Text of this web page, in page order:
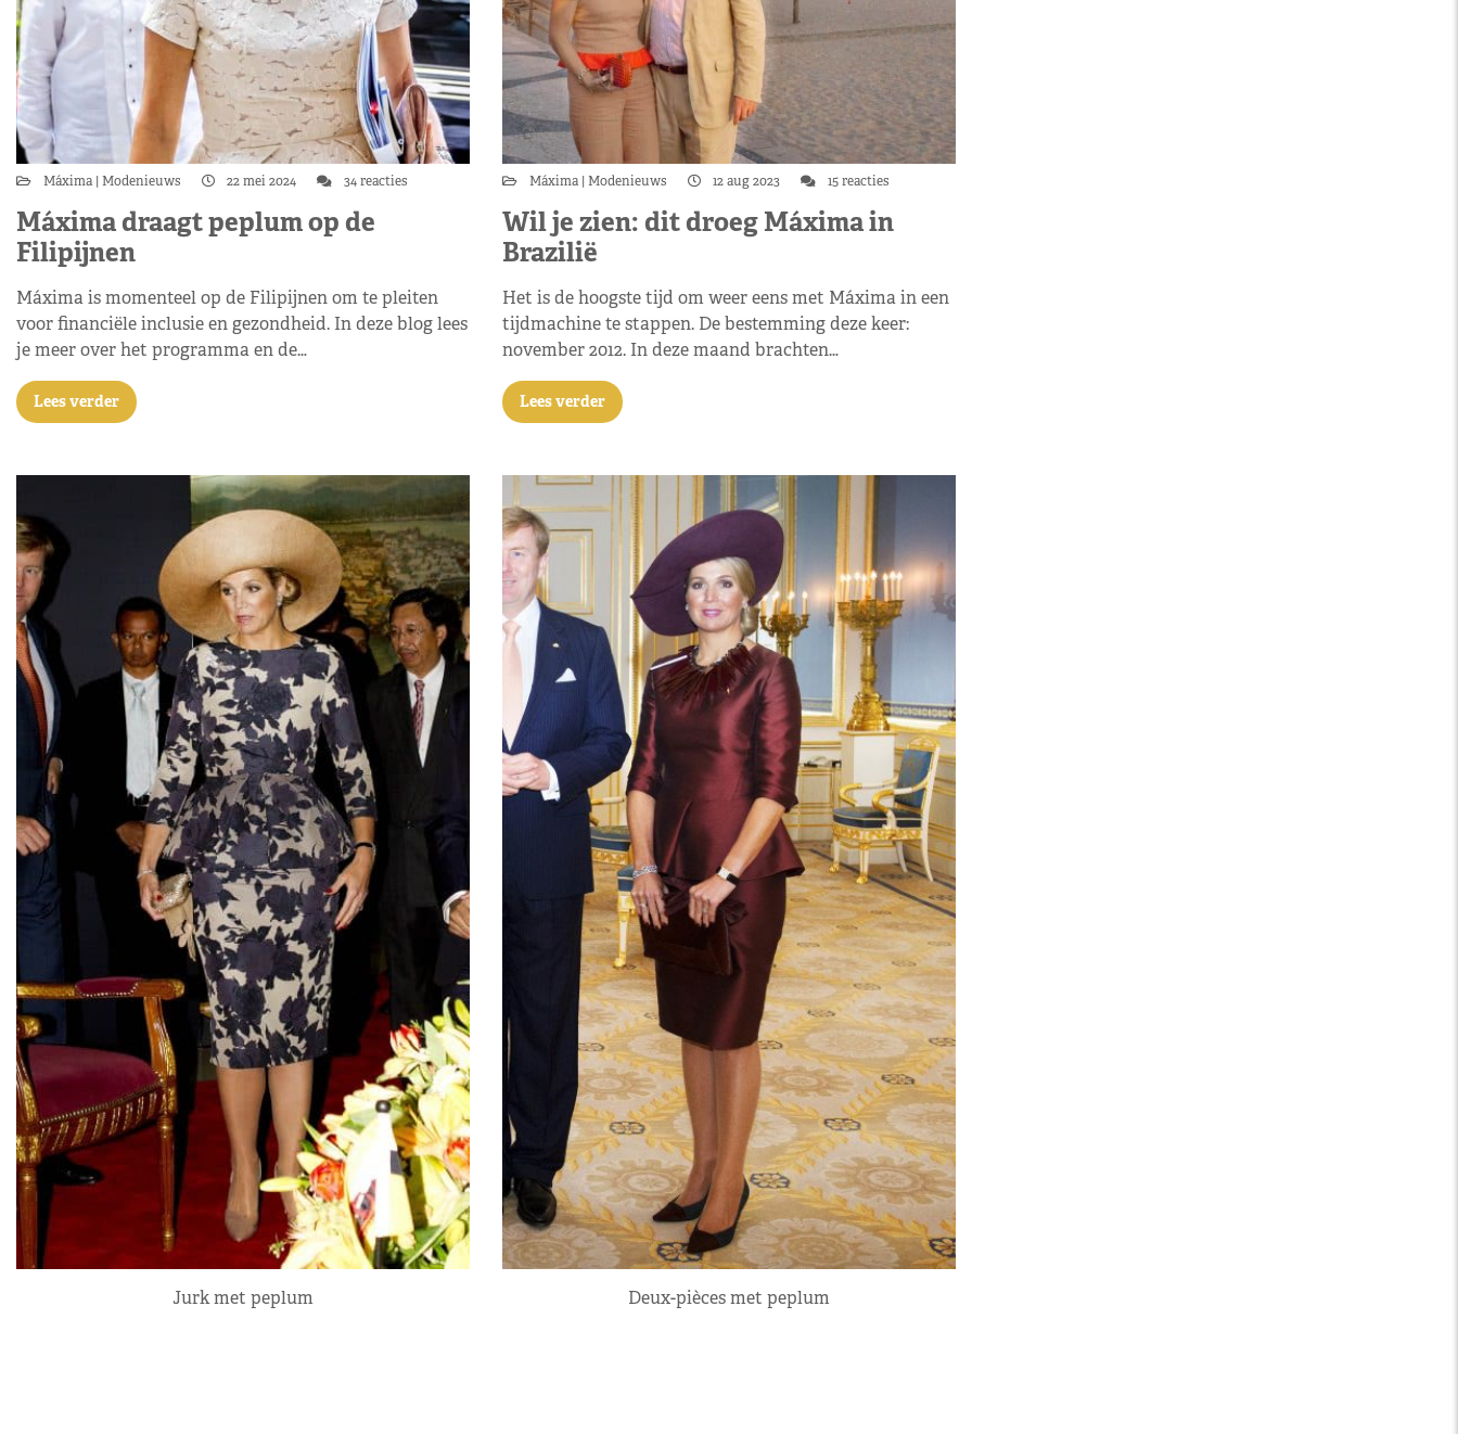
Máxima Modenieuws 22 mei 2024 34 reacties
Máxima draagt peplum op de
Filipijnen
Máxima is momenteel op de Filipijnen om te pleiten
voor financiële inclusie en gezondheid. In deze blog lees
je meer over het programma en de…
Lees verder
Máxima Modenieuws 12 aug 2023 15 reacties
Wil je zien: dit droeg Máxima in
Brazilië
Het is de hoogste tijd om weer eens met Máxima in een
tijdmachine te stappen. De bestemming deze keer:
november 2012. In deze maand brachten…
Lees verder
Jurk met peplum Deux-pièces met peplum